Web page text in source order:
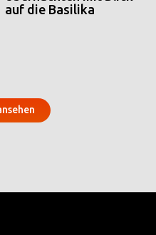
auf die Basilika